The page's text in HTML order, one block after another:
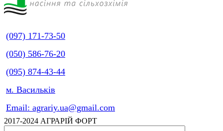
(097) 171-73-50
(050) 586-76-20
(095) 874-43-44
м. Васильків
Email: agrariy.ua@gmail.com
2017-2024 АГРАРІЙ ФОРТ